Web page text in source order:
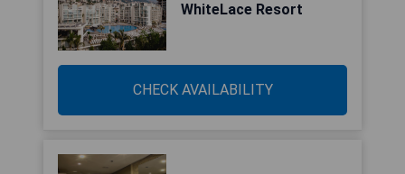
WhiteLace Resort
CHECK AVAILABILITY